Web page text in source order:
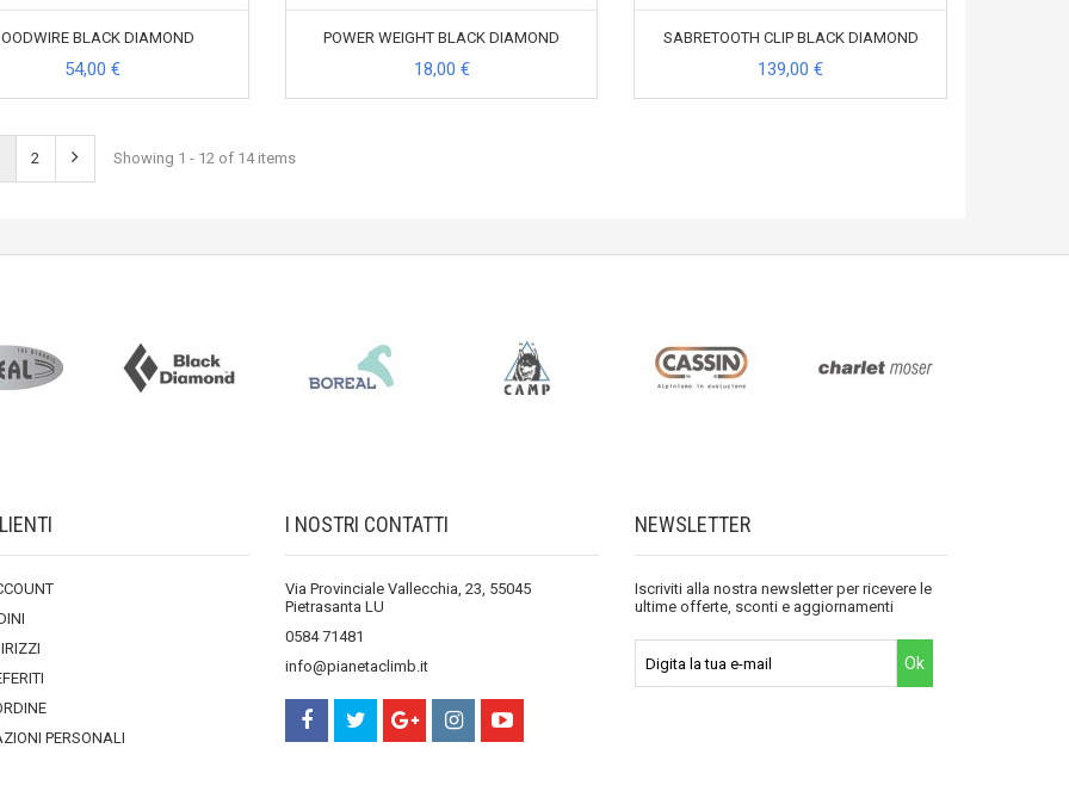
BLACK DIAMOND
54,00 €
POWER WEIGHT BLACK DIAMOND
18,00 €
SABRETOOTH CLIP BLACK DIAMOND
139,00 €
2 Showing 1 - 12 of 14 items
PERSONALI
I NOSTRI CONTATTI
Via Provinciale Vallecchia, 23, 55045
Pietrasanta LU
0584 71481
info@pianetaclimb.it
NEWSLETTER
Iscriviti alla nostra newsletter per ricevere le
ultime offerte, sconti e aggiornamenti
Ok